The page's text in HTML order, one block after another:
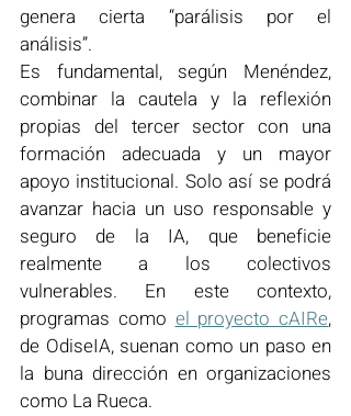
genera cierta “parálisis por el
análisis”.
Es fundamental, según Menéndez,
combinar la cautela y la reflexión
propias del tercer sector con una
formación adecuada y un mayor
apoyo institucional. Solo así se podrá
avanzar hacia un uso responsable y
seguro de la IA, que beneficie
realmente a los colectivos
vulnerables. En este contexto,
programas como el proyecto cAIRe,
de OdiseIA, suenan como un paso en
la buna dirección en organizaciones
como La Rueca.